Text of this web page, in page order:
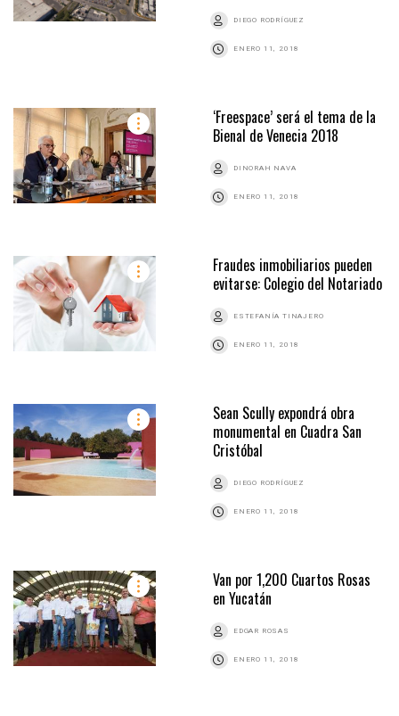
DIEGO RODRÍGUEZ
ENERO 11, 2018
‘Freespace’ será el tema de la
Bienal de Venecia 2018
DINORAH NAVA
ENERO 11, 2018
Fraudes inmobiliarios pueden
evitarse: Colegio del Notariado
ESTEFANÍA TINAJERO
ENERO 11, 2018
Sean Scully expondrá obra
monumental en Cuadra San
Cristóbal
DIEGO RODRÍGUEZ
ENERO 11, 2018
Van por 1,200 Cuartos Rosas
en Yucatán
EDGAR ROSAS
ENERO 11, 2018